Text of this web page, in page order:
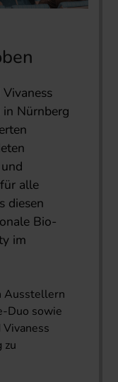
Nürnberg
alle
diesen
Bio-
im
Ausstellern
Duo sowie
zu